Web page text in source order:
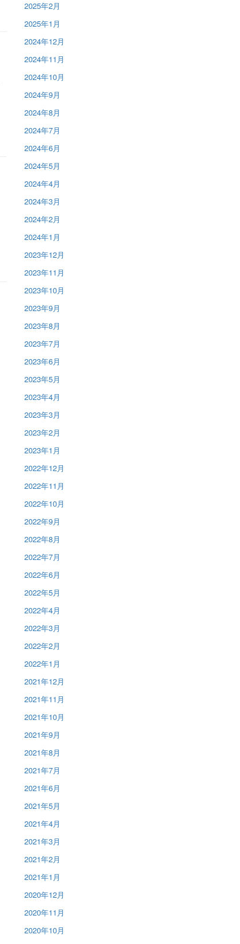
2025年2月
2025年1月
2024年12月
2024年11月
2024年10月
2024年9月
2024年8月
2024年7月
2024年6月
2024年5月
2024年4月
2024年3月
2024年2月
2024年1月
2023年12月
2023年11月
2023年10月
2023年9月
2023年8月
2023年7月
2023年6月
2023年5月
2023年4月
2023年3月
2023年2月
2023年1月
2022年12月
2022年11月
2022年10月
2022年9月
2022年8月
2022年7月
2022年6月
2022年5月
2022年4月
2022年3月
2022年2月
2022年1月
2021年12月
2021年11月
2021年10月
2021年9月
2021年8月
2021年7月
2021年6月
2021年5月
2021年4月
2021年3月
2021年2月
2021年1月
2020年12月
2020年11月
2020年10月